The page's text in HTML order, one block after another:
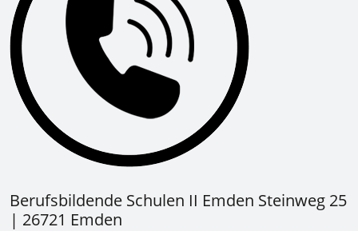
Berufsbildende Schulen II Emden Steinweg 25
| 26721 Emden